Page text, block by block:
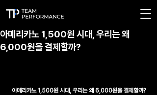
아메리카노 1,500원 시대, 우리는 왜
6,000원을 결제할까?
아메리카노 1,500원 시대, 우리는 왜 6,000원을 결제할까?